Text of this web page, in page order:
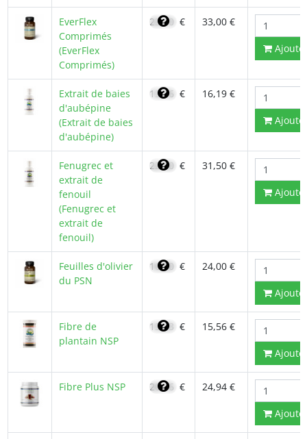
EverFlex
Comprimés
(EverFlex
Comprimés)
23,70 € 33,00 €
Extrait de baies
d'aubépine
(Extrait de baies
d'aubépine)
13,76 € 16,19 €
Fenugrec et
extrait de
fenouil
(Fenugrec et
extrait de
fenouil)
22,50 € 31,50 €
Feuilles d'olivier
du PSN
16,80 € 24,00 €
Fibre de
plantain NSP
13,23 € 15,56 €
Fibre Plus NSP 20,76 € 24,94 €